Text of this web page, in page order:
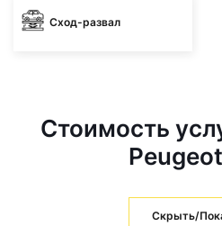
Сход-развал
Стоимость
Скрыть/